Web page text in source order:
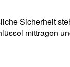
Sicherheit
mittragen